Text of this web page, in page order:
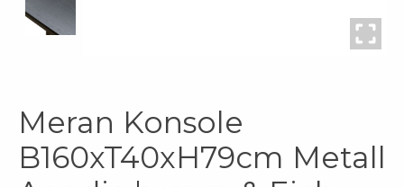
Meran Konsole
B160xT40xH79cm Metall